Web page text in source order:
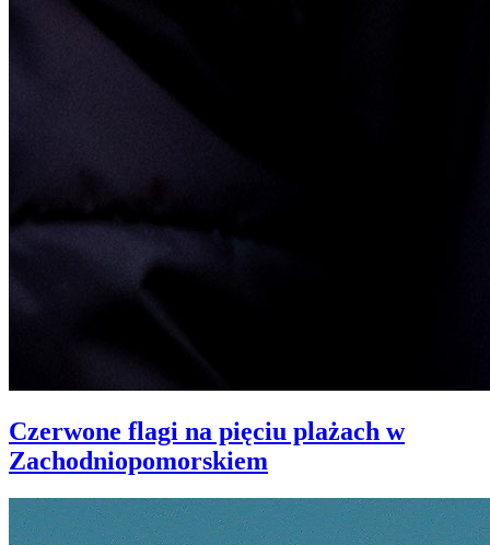
Czerwone flagi na pięciu plażach w
Zachodniopomorskiem